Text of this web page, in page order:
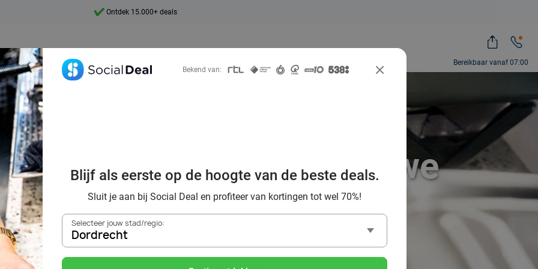
Bereikbaar vanaf 07:00
sfeer van het Douwe
Egberts Café
Bekend van:
Blijf als eerste op de hoogte van de beste deals.
Sluit je aan bij Social Deal en profiteer van kortingen tot wel 70%!
Selecteer jouw stad/regio:
Dordrecht